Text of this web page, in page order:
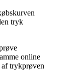
tryk
online
trykprøven